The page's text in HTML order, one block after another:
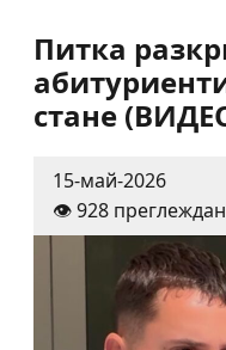
Питка
стане
15-май-2026
👁️ 928